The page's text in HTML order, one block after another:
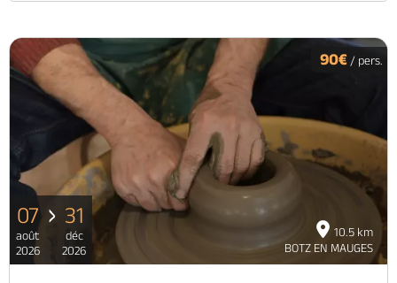
10.5 km
BOTZ EN MAUGES
90€ / pers.
07
août
2026
31
déc
2026